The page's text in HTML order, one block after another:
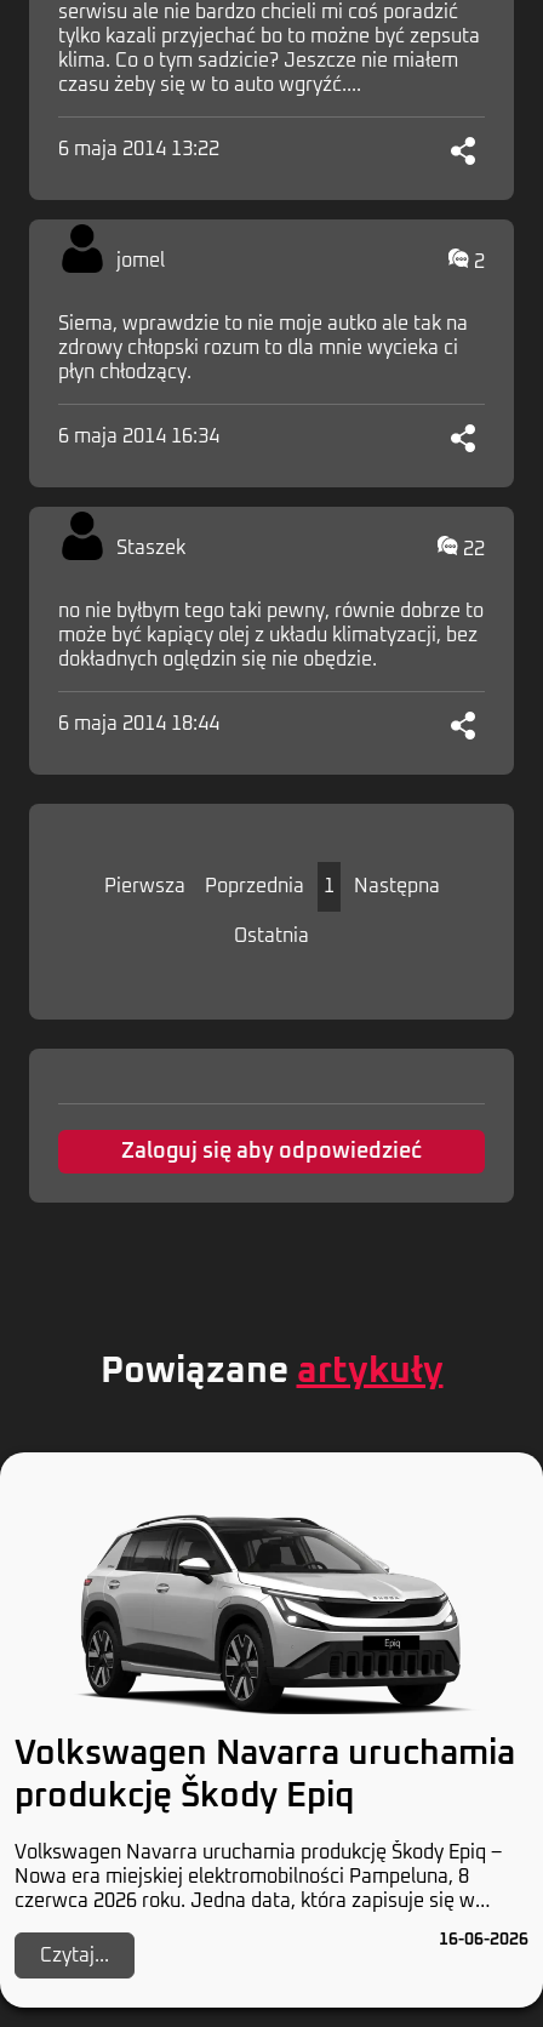
serwisu ale nie bardzo chcieli mi coś poradzić
tylko kazali przyjechać bo to możne być zepsuta
klima. Co o tym sadzicie? Jeszcze nie miałem
czasu żeby się w to auto wgryźć....
6 maja 2014 13:22
jomel 2
Siema, wprawdzie to nie moje autko ale tak na
zdrowy chłopski rozum to dla mnie wycieka ci
płyn chłodzący.
6 maja 2014 16:34
Staszek 22
no nie byłbym tego taki pewny, równie dobrze to
może być kapiący olej z układu klimatyzacji, bez
dokładnych oględzin się nie obędzie.
6 maja 2014 18:44
Pierwsza Poprzednia 1 Następna
Ostatnia
Zaloguj się aby odpowiedzieć
Powiązane artykuły
Volkswagen Navarra uruchamia
produkcję Škody Epiq
Volkswagen Navarra uruchamia produkcję Škody Epiq –
Nowa era miejskiej elektromobilności Pampeluna, 8
czerwca 2026 roku. Jedna data, która zapisuje się w
Czytaj...
16-06-2026